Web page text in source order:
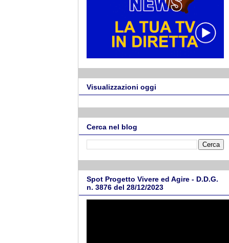
Visualizzazioni oggi
Cerca nel blog
Spot Progetto Vivere ed Agire - D.D.G.
n. 3876 del 28/12/2023